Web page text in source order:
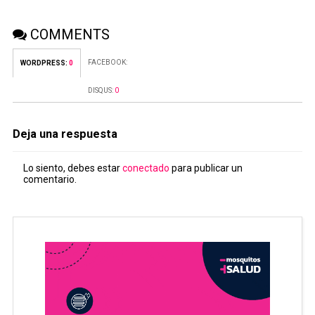
COMMENTS
WORDPRESS: 0 FACEBOOK:
DISQUS: 0
Deja una respuesta
Lo siento, debes estarconectado para publicar un
comentario.